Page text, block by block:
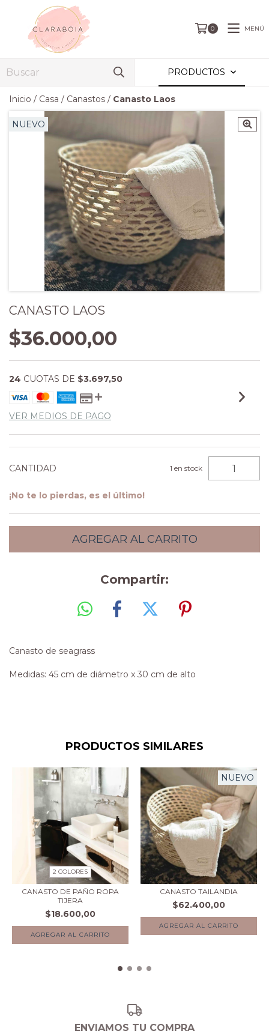
0 MENÚ
PRODUCTOS
Inicio / Casa / Canastos / Canasto Laos
NUEVO
CANASTO LAOS
$36.000,00
24 CUOTAS DE $3.697,50
VER MEDIOS DE PAGO
CANTIDAD 1 en stock
¡No te lo pierdas, es el último!
Compartir:
Canasto de seagrass
Medidas: 45 cm de diámetro x 30 cm de alto
PRODUCTOS SIMILARES
2 COLORES
CANASTO DE PAÑO ROPA
TIJERA
$18.600,00
AGREGAR AL CARRITO
NUEVO
CANASTO TAILANDIA
$62.400,00
ENVIAMOS TU COMPRA